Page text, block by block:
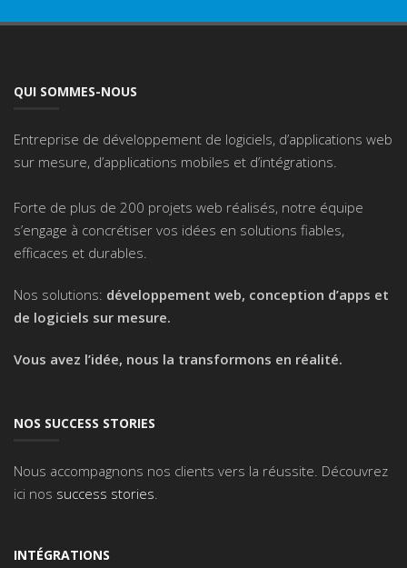
QUI SOMMES-NOUS
Entreprise de développement de logiciels, d’applications web
sur mesure, d’applications mobiles et d’intégrations.
Forte de plus de 200 projets web réalisés, notre équipe
s’engage à concrétiser vos idées en solutions fiables,
efficaces et durables.
Nos solutions: développement web, conception d’apps et
de logiciels sur mesure.
Vous avez l’idée, nous la transformons en réalité.
NOS SUCCESS STORIES
Nous accompagnons nos clients vers la réussite. Découvrez
ici nos success stories.
INTÉGRATIONS